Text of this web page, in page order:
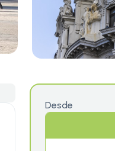
Desde